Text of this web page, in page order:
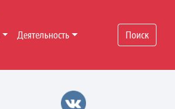
Деятельность
Поиск